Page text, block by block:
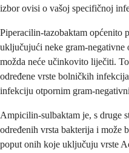
izbor ovisi o vašoj specifičnoj
Piperacilin-tazobaktam općenito
uključujući neke gram-
možda neće učinkovito liječiti.
određene vrste bolničkih
infekciju otpornim gram-
Ampicilin-sulbaktam je, s druge
određenih vrsta bakterija i može
poput onih koje uključuju vrste